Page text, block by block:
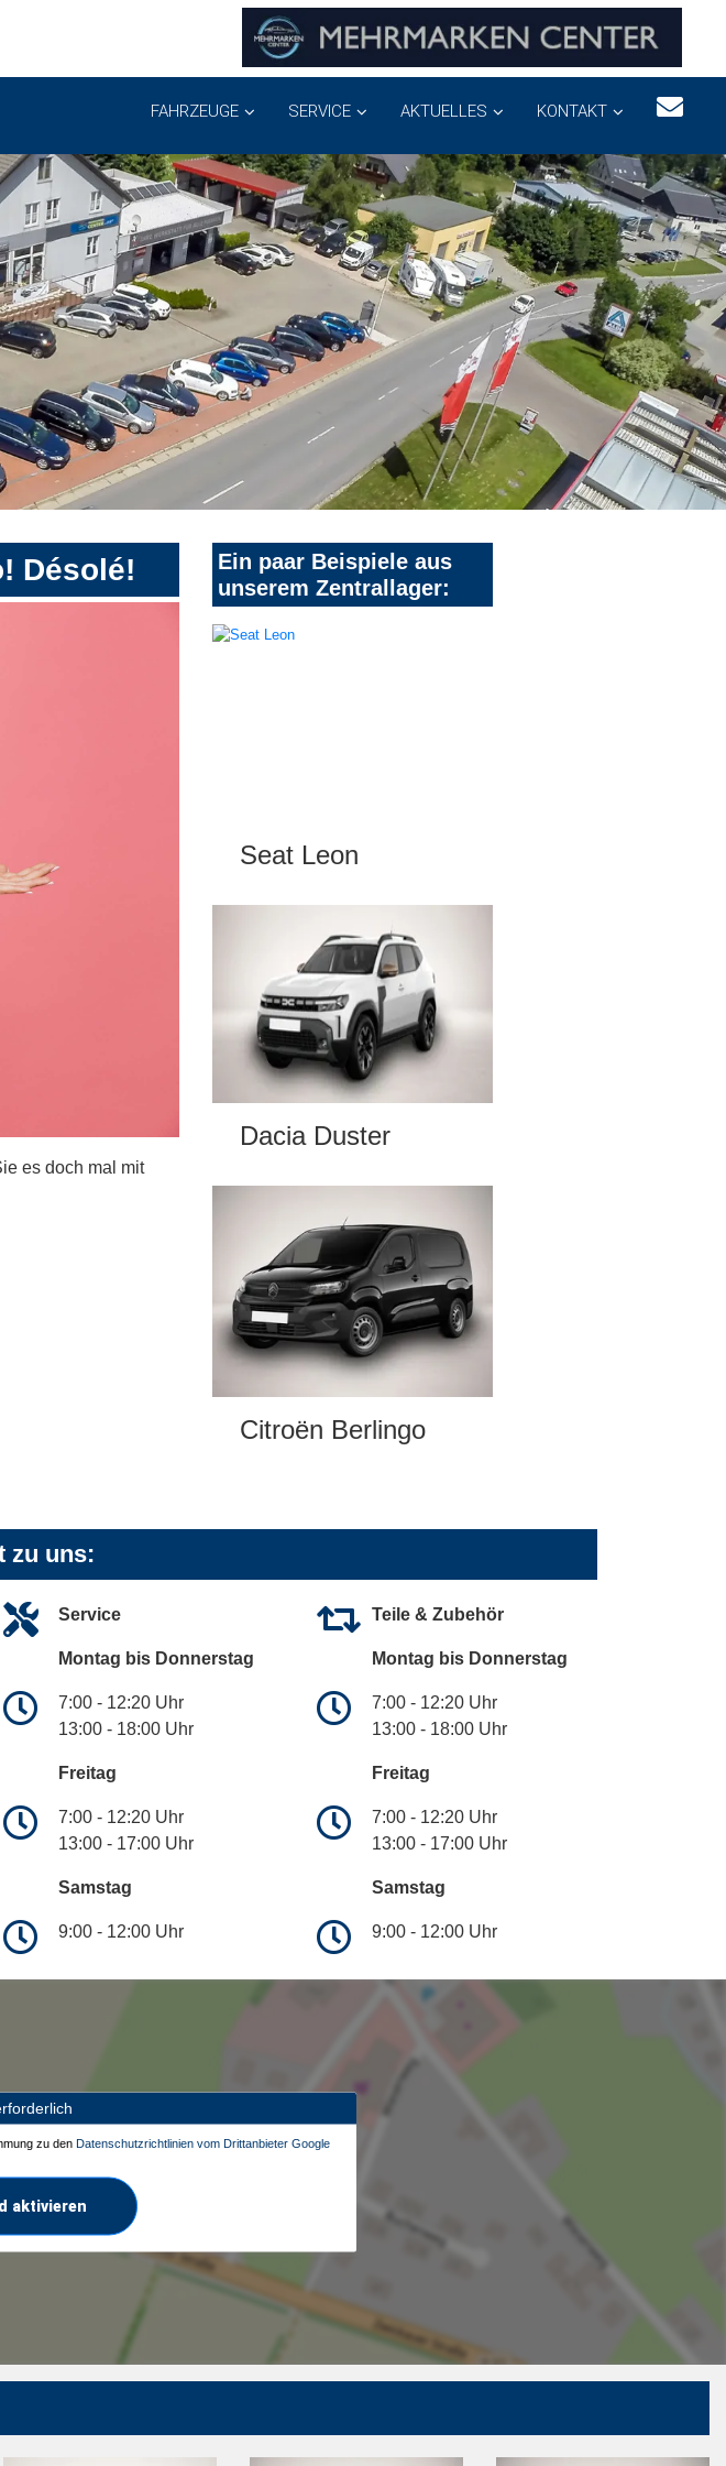
FAHRZEUGE SERVICE AKTUELLES KONTAKT
Désolé!
es doch mal mit
Ein paar Beispiele aus
unserem Zentrallager:
Seat Leon
Dacia Duster
Citroën Berlingo
zu uns:
Service
Montag bis Donnerstag
7:00 - 12:20 Uhr
13:00 - 18:00 Uhr
Freitag
7:00 - 12:20 Uhr
13:00 - 17:00 Uhr
Samstag
9:00 - 12:00 Uhr
Teile & Zubehör
Montag bis Donnerstag
7:00 - 12:20 Uhr
13:00 - 18:00 Uhr
Freitag
7:00 - 12:20 Uhr
13:00 - 17:00 Uhr
Samstag
9:00 - 12:00 Uhr
zu den Datenschutzrichtlinien vom Drittanbieter Google
aktivieren